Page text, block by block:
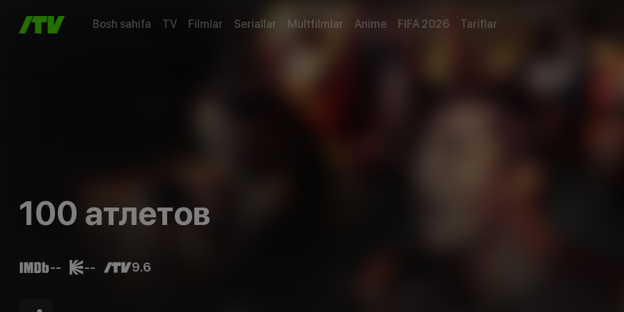
Bosh sahifa TV Filmlar Seriallar Multfilmlar Anime FIFA 2026 Tariflar
100 атлетов
-- -- 9.6